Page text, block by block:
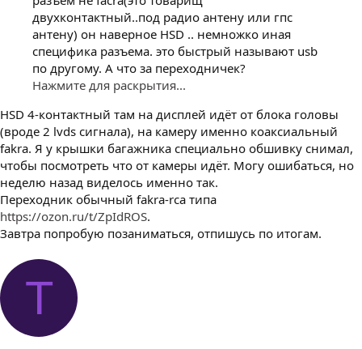
двухконтактный..под радио антену или гпс
антену) он наверное HSD .. немножко иная
специфика разъема. это быстрый называют usb
по другому. А что за переходничек?
Нажмите для раскрытия...
HSD 4-контактный там на дисплей идёт от блока головы
(вроде 2 lvds сигнала), на камеру именно коаксиальный
fakra. Я у крышки багажника специально обшивку снимал,
чтобы посмотреть что от камеры идёт. Могу ошибаться, но
неделю назад виделось именно так.
Переходник обычный fakra-rca типа
https://ozon.ru/t/ZpIdROS.
Завтра попробую позаниматься, отпишусь по итогам.
T